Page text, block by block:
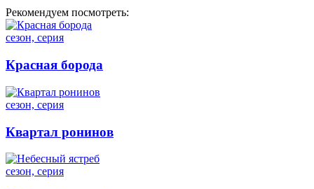
Рекомендуем посмотреть:
сезон, серия
Красная борода
сезон, серия
Квартал ронинов
сезон, серия